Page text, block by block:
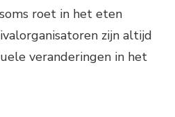
roet in het eten
zijn altijd
veranderingen in het